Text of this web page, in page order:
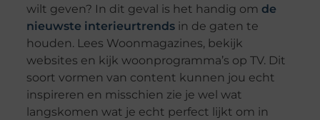
wilt geven? In dit geval is het handig om de
nieuwste interieurtrendsin de gaten te
houden. Lees Woonmagazines, bekijk
websites en kijk woonprogramma’s op TV. Dit
soort vormen van content kunnen jou echt
inspireren en misschien zie je wel wat
langskomen wat je echt perfect lijkt om in